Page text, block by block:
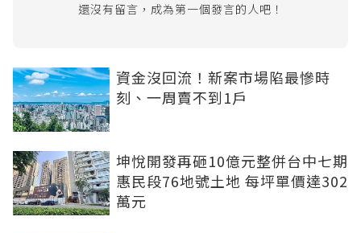
還沒有留言，成為第一個發言的人吧！
資金沒回流！新案市場陷最慘時
刻、一周賣不到1戶
坤悅開發再砸10億元整併台中七期
惠民段76地號土地 每坪單價達302
萬元